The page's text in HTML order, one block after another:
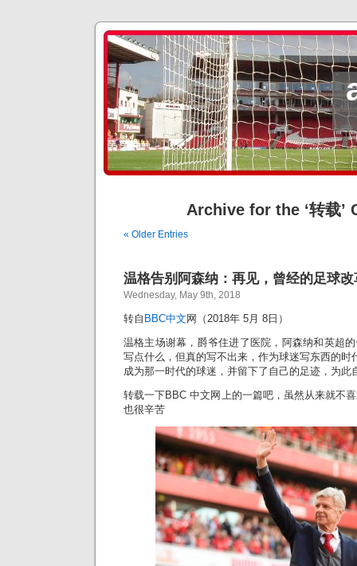
Archive for the ‘转载’
« Older Entries
温格告别阿森纳：再见，曾经的足球
Wednesday, May 9th, 2018
转自 BBC中文 网（2018年 5月 8日）
温格主场谢幕，爵爷住进了医院，阿森纳和英超
写点什么，但真的写不出来，作为球迷写东西的
成为那一时代的球迷，并留下了自己的足迹，为此
转载一下BBC 中文网上的一篇吧，虽然从来就不
也很辛苦